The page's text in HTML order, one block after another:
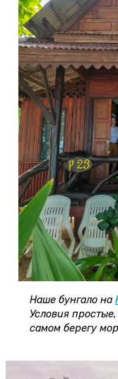
Наше бунгало на
Условия
самом берегу